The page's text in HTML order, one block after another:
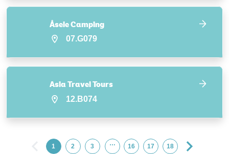
Åsele Camping
07.G079
Asia Travel Tours
12.B074
1 2 3 … 16 17 18